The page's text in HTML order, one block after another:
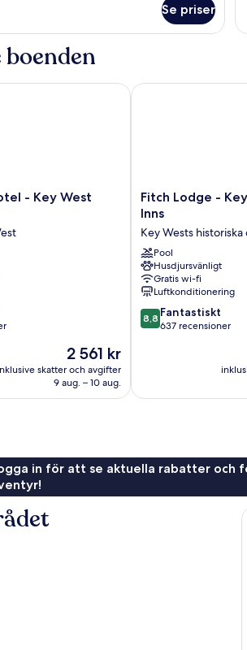
Se priser
-
- Key West
Priset
är
2 561 kr
2 561 kr
skatter och avgifter
9 aug. – 10 aug.
- Key West Historic Inns
Fitch
Lodge
Key
West
Historic
Inns
Key
Wests
historiska
Fitch Lodge -
Inns
Key Wests
Pool
Husdjursvänligt
Gratis wi-fi
Luftkonditionering
8.8
av
8,8 Fantastiskt
637 recensioner
Fitch Lodge - Key
in för att se aktuella rabatter och